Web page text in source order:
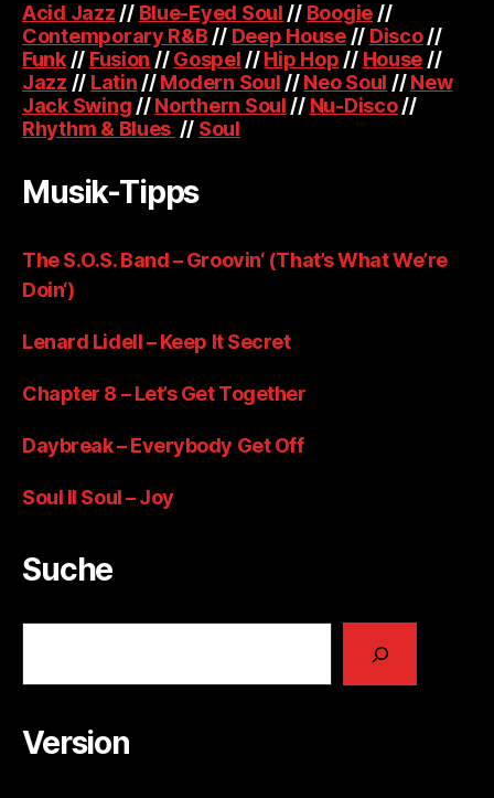
Acid Jazz // Blue-Eyed Soul // Boogie //
Contemporary R&B // Deep House// Disco//
Funk// Fusion //Gospel //Hip Hop // House //
Jazz // Latin //Modern Soul //Neo Soul //New
Jack Swing //Northern Soul // Nu-Disco//
Rhythm & Blues // Soul
Musik-Tipps
The S.O.S. Band – Groovin‘ (That’s What We’re
Doin‘)
Lenard Lidell – Keep It Secret
Chapter 8 – Let’s Get Together
Daybreak – Everybody Get Off
Soul II Soul – Joy
Suche
Version